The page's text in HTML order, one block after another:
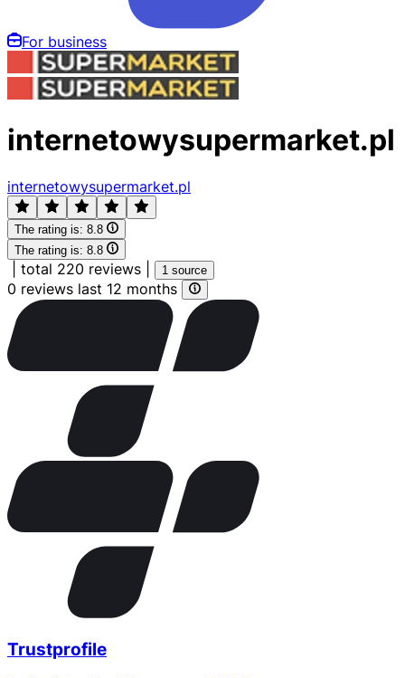
For business
internetowysupermarket.pl
internetowysupermarket.pl
The rating is: 8.8
The rating is: 8.8
total 220 reviews 1 source
0 reviews last 12 months
Trustprofile